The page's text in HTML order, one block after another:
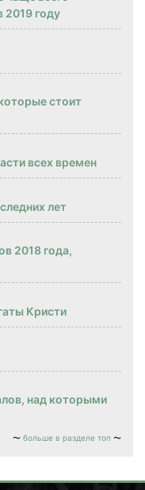
2019 году
стоит
всех времен
лет
2018 года,
Кристи
над которыми
больше в разделе топ